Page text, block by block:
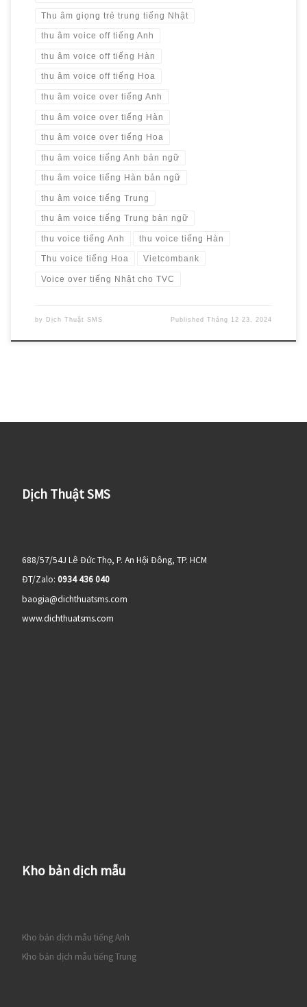
Thu âm giọng trẻ trung tiếng Nhật
thu âm voice off tiếng Anh
thu âm voice off tiếng Hàn
thu âm voice off tiếng Hoa
thu âm voice over tiếng Anh
thu âm voice over tiếng Hàn
thu âm voice over tiếng Hoa
thu âm voice tiếng Anh bản ngữ
thu âm voice tiếng Hàn bản ngữ
thu âm voice tiếng Trung
thu âm voice tiếng Trung bản ngữ
thu voice tiếng Anh thu voice tiếng Hàn
Thu voice tiếng Hoa Vietcombank
Voice over tiếng Nhật cho TVC
by Dịch Thuật SMS PublishedTháng 12 23, 2024
Dịch Thuật SMS
688/57/54J Lê Đức Thọ, P. An Hội Đông, TP. HCM
ĐT/Zalo: 0934 436 040
baogia@dichthuatsms.com
www.dichthuatsms.com
Kho bản dịch mẫu
Kho bản dịch mẫu tiếng Anh
Kho bản dịch mẫu tiếng Trung